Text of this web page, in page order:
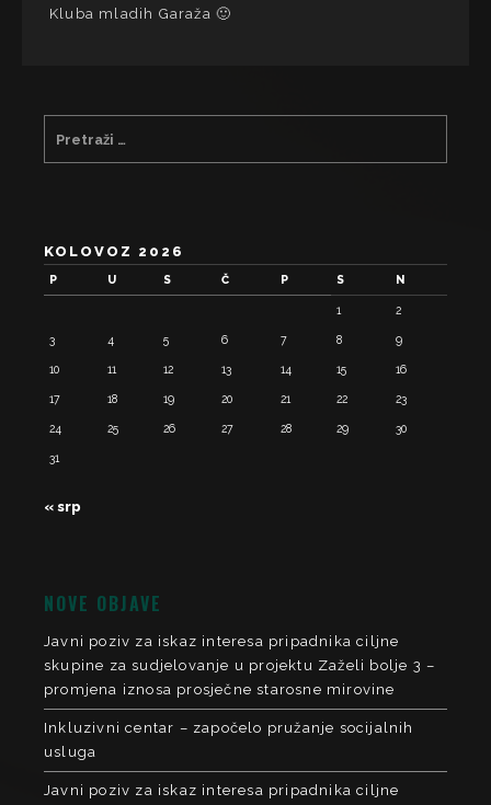
Kluba mladih Garaža 🙂
KOLOVOZ 2026
P U S Č P S N
1 2
3 4 5 6 7 8 9
10 11 12 13 14 15 16
17 18 19 20 21 22 23
24 25 26 27 28 29 30
31
« srp
NOVE OBJAVE
Javni poziv za iskaz interesa pripadnika ciljne
skupine za sudjelovanje u projektu Zaželi bolje 3 –
promjena iznosa prosječne starosne mirovine
Inkluzivni centar – započelo pružanje socijalnih
usluga
Javni poziv za iskaz interesa pripadnika ciljne